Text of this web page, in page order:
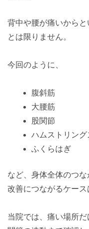
背中や腰が痛いから
とは限りません。
今回のように、
腹斜筋
大腰筋
股関節
ハムストリング
ふくらはぎ
など、身体全体のつ
改善につながるケース
当院では、痛い場所